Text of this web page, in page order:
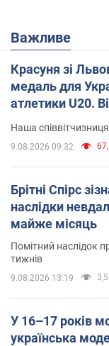
Важливе
Красуня зі
медаль для
атлетики U20.
Наша
9.08.2026 09:32
Брітні Спірс
наслідки
майже місяць
Помітний наслідок
тижнів
9.08.2026 13:19 3,5
У 16–17 років
українська